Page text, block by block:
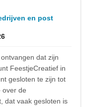
en post
dat zijn
FeestjeCreatief in
gesloten te zijn tot
over de
dat vaak gesloten is